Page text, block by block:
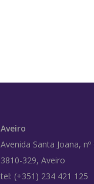
Aveiro
Avenida Santa Joana, nº
3810-329, Aveiro
tel: (+351) 234 421 125